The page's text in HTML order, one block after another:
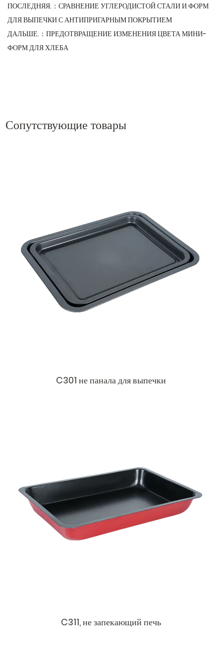
ПОСЛЕДНЯЯ.： СРАВНЕНИЕ УГЛЕРОДИСТОЙ СТАЛИ И ФОРМ
ДЛЯ ВЫПЕЧКИ С АНТИПРИГАРНЫМ ПОКРЫТИЕМ
ДАЛЬШЕ.： ПРЕДОТВРАЩЕНИЕ ИЗМЕНЕНИЯ ЦВЕТА МИНИ-
ФОРМ ДЛЯ ХЛЕБА
Сопутствующие товары
C301 не панала для выпечки
C311, не запекающий печь